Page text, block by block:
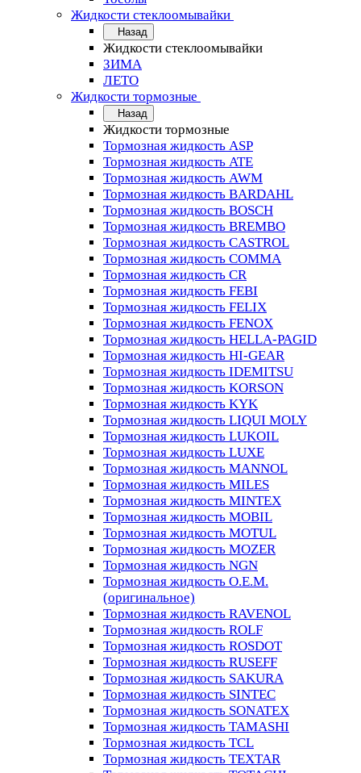
Жидкости стеклоомывайки
Назад
Жидкости стеклоомывайки
ЗИМА
ЛЕТО
Жидкости тормозные
Назад
Жидкости тормозные
Тормозная жидкость ASP
Тормозная жидкость ATE
Тормозная жидкость AWM
Тормозная жидкость BARDAHL
Тормозная жидкость BOSCH
Тормозная жидкость BREMBO
Тормозная жидкость CASTROL
Тормозная жидкость COMMA
Тормозная жидкость CR
Тормозная жидкость FEBI
Тормозная жидкость FELIX
Тормозная жидкость FENOX
Тормозная жидкость HELLA-PAGID
Тормозная жидкость HI-GEAR
Тормозная жидкость IDEMITSU
Тормозная жидкость KORSON
Тормозная жидкость KYK
Тормозная жидкость LIQUI MOLY
Тормозная жидкость LUKOIL
Тормозная жидкость LUXE
Тормозная жидкость MANNOL
Тормозная жидкость MILES
Тормозная жидкость MINTEX
Тормозная жидкость MOBIL
Тормозная жидкость MOTUL
Тормозная жидкость MOZER
Тормозная жидкость NGN
Тормозная жидкость O.E.M.
(оригинальное)
Тормозная жидкость RAVENOL
Тормозная жидкость ROLF
Тормозная жидкость ROSDOT
Тормозная жидкость RUSEFF
Тормозная жидкость SAKURA
Тормозная жидкость SINTEC
Тормозная жидкость SONATEX
Тормозная жидкость TAMASHI
Тормозная жидкость TCL
Тормозная жидкость TEXTAR